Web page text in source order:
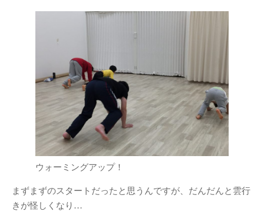
ウォーミングアップ！
まずまずのスタートだったと思うんですが、だんだんと雲行
きが怪しくなり…